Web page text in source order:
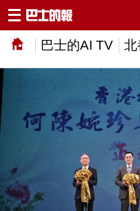
巴士的AI TV 北